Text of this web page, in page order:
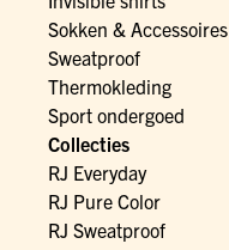
Sokken & Accessoires
Sweatproof
Thermokleding
Sport ondergoed
Collecties
RJ Everyday
RJ Pure Color
RJ Sweatproof